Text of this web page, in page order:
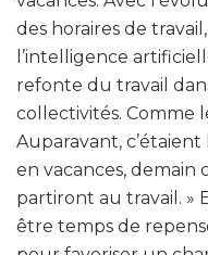
des horaires de
l’intelligence
refonte du travail
collectivités. Comme
Auparavant,
en vacances, demain
partiront au travail. »
être temps de